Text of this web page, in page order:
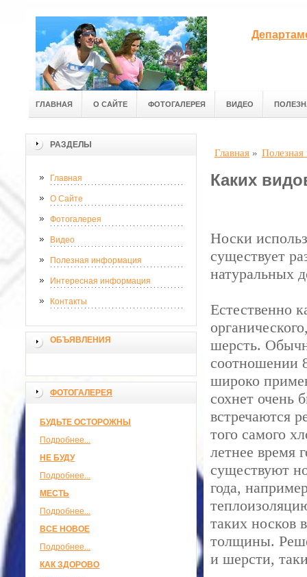
ГЛАВНАЯ О САЙТЕ ФОТОГАЛЕРЕЯ ВИДЕО
РАЗДЕЛЫ
Главная
О Сайте
Фотогалерея
Видео
Полезная информация
Интересная информация
Контакты
ОБЪЯВЛЕНИЯ
ФОТОГАЛЕРЕЯ
БУДЬТЕ ОСТОРОЖНЫ
Подробнее...
НЕ БУДУ
Подробнее...
МЕСТЬ
Подробнее...
ВСЕ НОВОЕ
Подробнее...
КАК ЗДОРОВО
Главная »
Каких
Носки
существует
натуральных
Естественно
шерсть.
соотношении
широко
сохнет очень
встречаются
того самого
летнее время
существуют
года,
таких носков
толщины.
и шерсти,